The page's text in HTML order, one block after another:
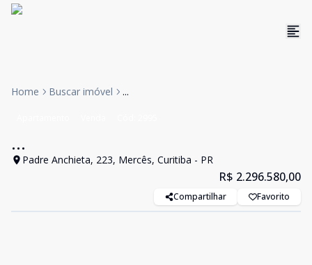
Home Buscar imóvel ...
...
Padre Anchieta, 223, Mercês, Curitiba - PR
R$ 2.296.580,00
Compartilhar Favorito